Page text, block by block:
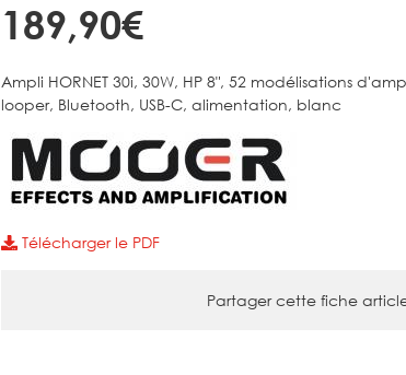
189,90€
Ampli HORNET 30i, 30W, HP 8", 52 modélisations
looper, Bluetooth, USB-C, alimentation, blanc
Télécharger le PDF
Partager cette fiche